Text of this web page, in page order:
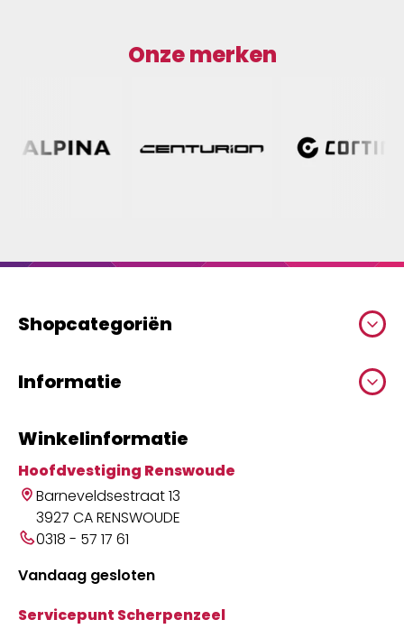
Onze merken
Shopcategoriën
Informatie
Winkelinformatie
Hoofdvestiging Renswoude
Barneveldsestraat 13
3927 CA RENSWOUDE
0318 - 57 17 61
Vandaag gesloten
Servicepunt Scherpenzeel